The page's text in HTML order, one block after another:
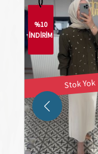
%10
İNDİRİM
Stok Yok